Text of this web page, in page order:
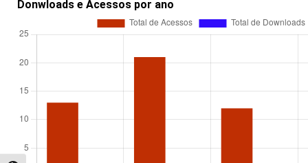
Donwloads e Acessos por ano